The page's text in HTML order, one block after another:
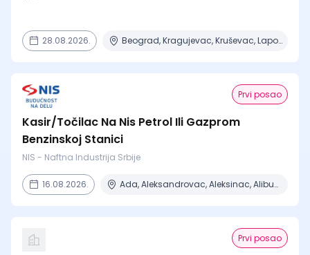
28.08.2026. Beograd, Kragujevac, Kruševac, Lapovo, Niš + 4 mesta
Prvi posao
Kasir/Točilac Na Nis Petrol Ili Gazprom
Benzinskoj Stanici
NIS - Naftna Industrija Srbije
16.08.2026. Ada, Aleksandrovac, Aleksinac, Alibunar, Apatin + 206 mesta
Prvi posao